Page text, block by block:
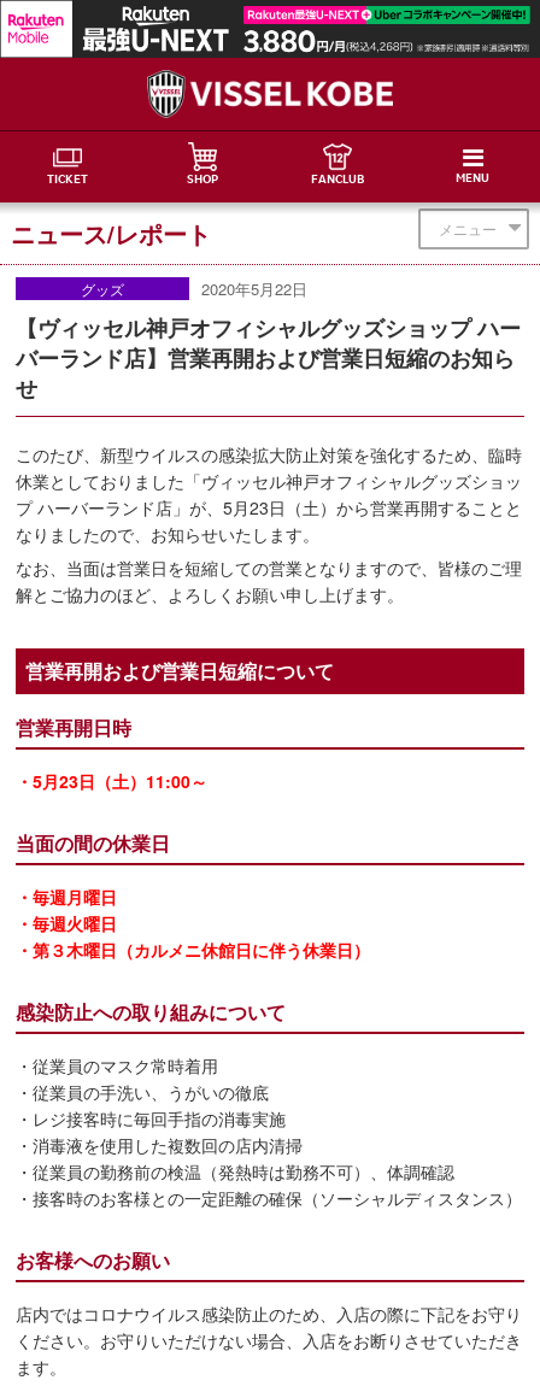
TICKET SHOP FANCLUB MENU
メニュー
ニュース/レポート
グッズ 2020年5月22日
【ヴィッセル神戸オフィシャルグッズショップ ハー
バーランド店】営業再開および営業日短縮のお知ら
せ
このたび、新型ウイルスの感染拡大防止対策を強化するため、臨時
休業としておりました「ヴィッセル神戸オフィシャルグッズショッ
プ ハーバーランド店」が、5月23日（土）から営業再開することと
なりましたので、お知らせいたします。
なお、当面は営業日を短縮しての営業となりますので、皆様のご理
解とご協力のほど、よろしくお願い申し上げます。
営業再開および営業日短縮について
営業再開日時
・5月23日（土）11:00～
当面の間の休業日
・毎週月曜日
・毎週火曜日
・第３木曜日（カルメニ休館日に伴う休業日）
感染防止への取り組みについて
・従業員のマスク常時着用
・従業員の手洗い、うがいの徹底
・レジ接客時に毎回手指の消毒実施
・消毒液を使用した複数回の店内清掃
・従業員の勤務前の検温（発熱時は勤務不可）、体調確認
・接客時のお客様との一定距離の確保（ソーシャルディスタンス）
お客様へのお願い
店内ではコロナウイルス感染防止のため、入店の際に下記をお守り
ください。お守りいただけない場合、入店をお断りさせていただき
ます。